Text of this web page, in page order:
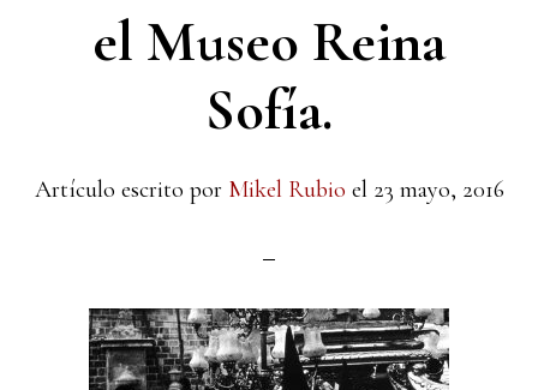
el Museo Reina
Sofía.
Artículo escrito por Mikel Rubio el 23 mayo, 2016